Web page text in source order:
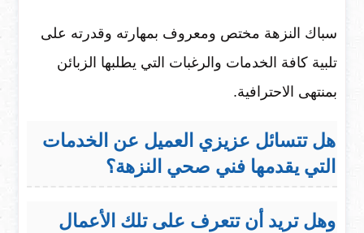
سباك النزهة مختص ومعروف بمهارته وقدرته على
تلبية كافة الخدمات والرغبات التي يطلبها الزبائن
بمنتهى الاحترافية.
هل تتسائل عزيزي العميل عن الخدمات
التي يقدمها فني صحي النزهة؟
وهل تريد أن تتعرف على تلك الأعمال